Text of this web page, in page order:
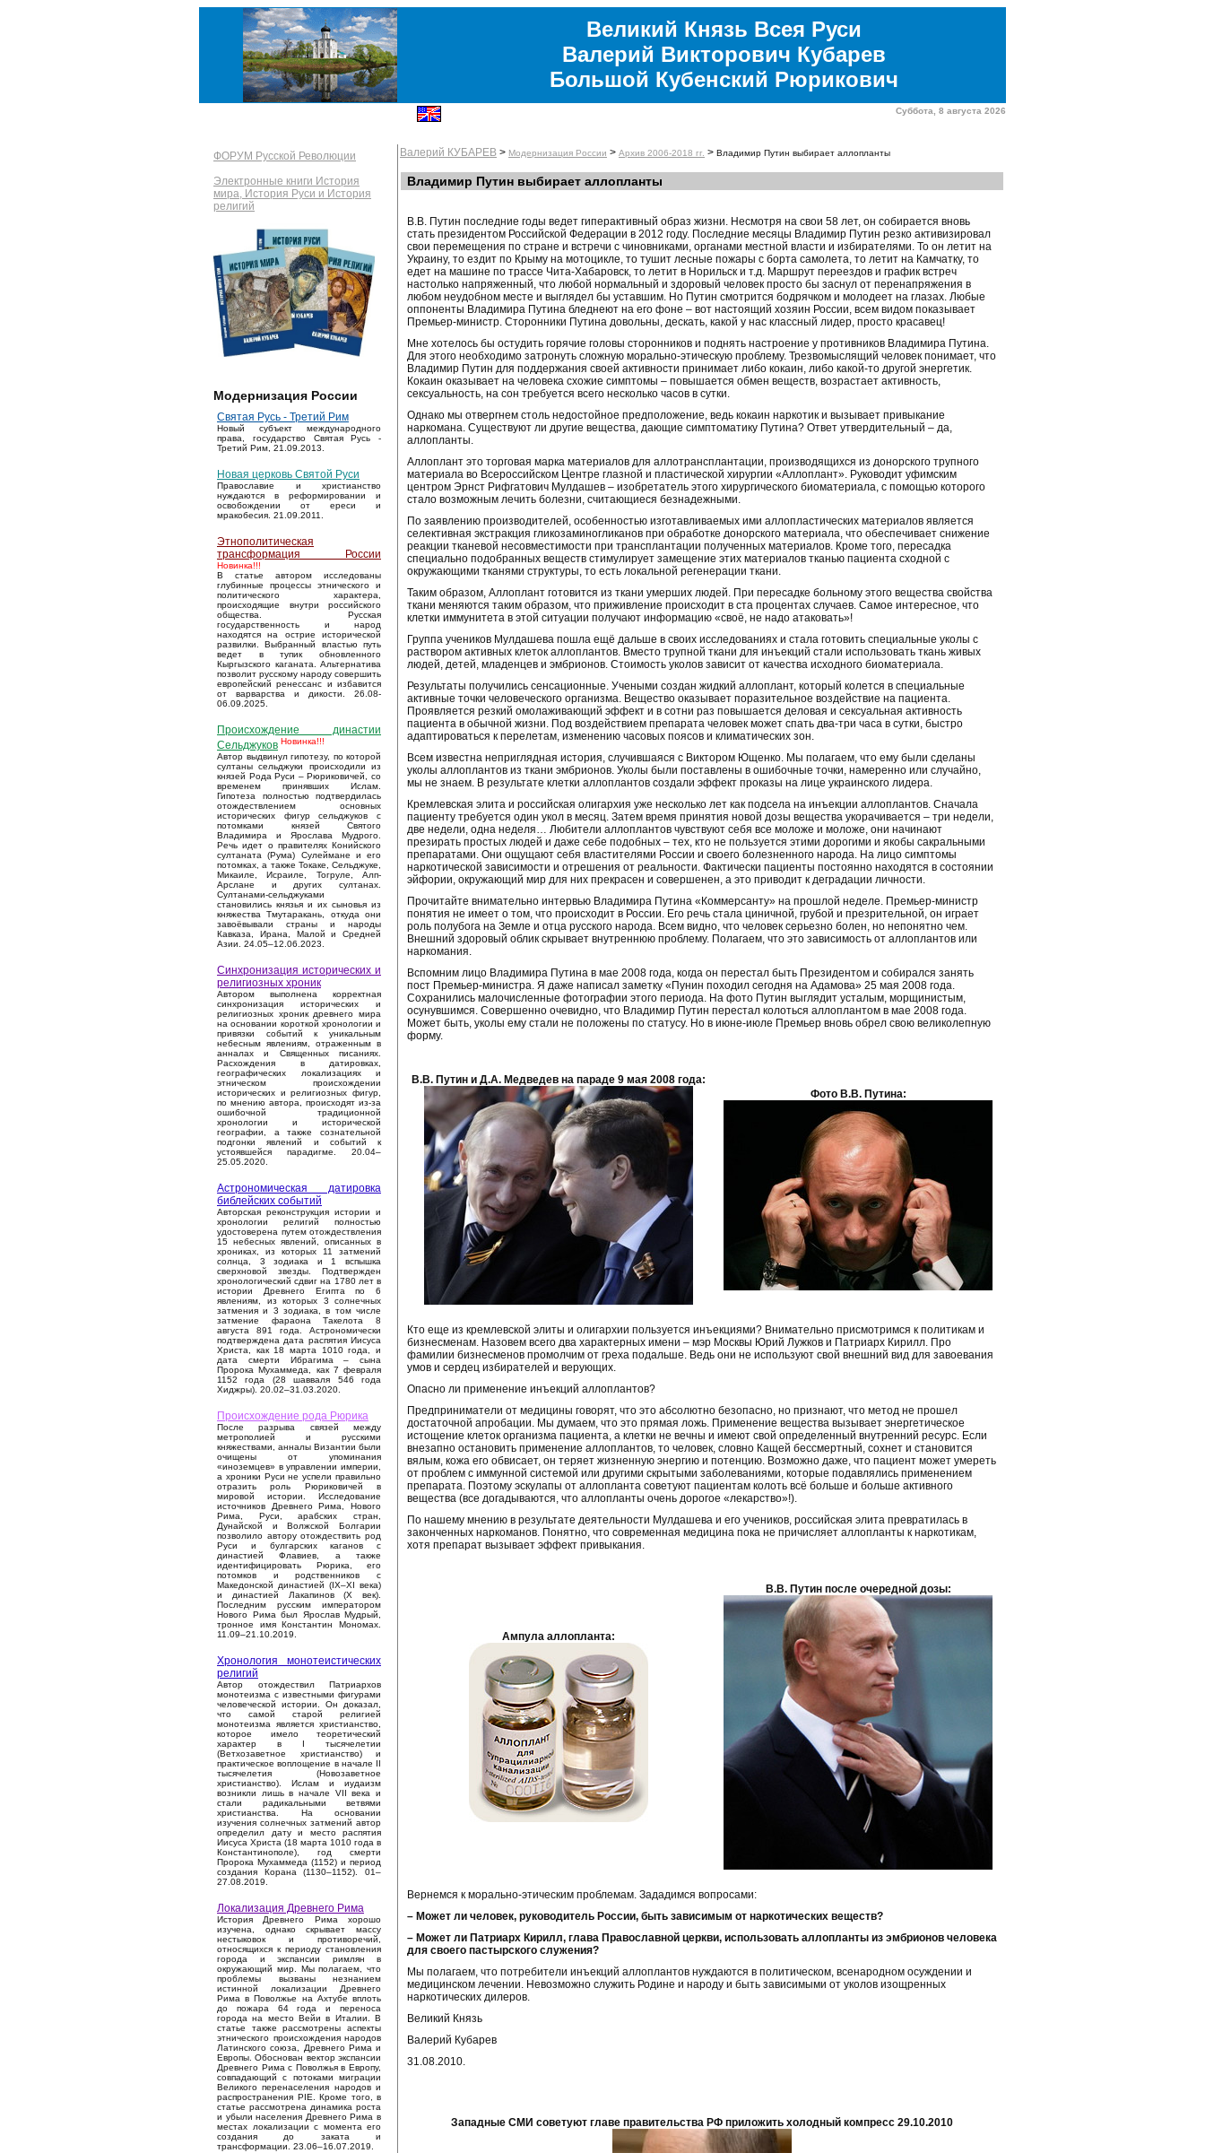
Великий Князь Всея Руси
Валерий Викторович Кубарев
Большой Кубенский Рюрикович
Суббота, 8 августа 2026
ФОРУМ Русской Революции
Электронные книги История
мира, История Руси и История
религий
Модернизация России
Святая Русь - Третий Рим
Новый субъект международного
права, государство Святая Русь -
Третий Рим, 21.09.2013.
Новая церковь Святой Руси
Православие и христианство
нуждаются в реформировании и
освобождении от ереси и
мракобесия. 21.09.2011.
Этнополитическая
трансформация России
Новинка!!!
В статье автором исследованы
глубинные процессы этнического и
политического характера,
происходящие внутри российского
общества. Русская
государственность и народ
находятся на острие исторической
развилки. Выбранный властью путь
ведет в тупик обновленного
Кыргызского каганата. Альтернатива
позволит русскому народу совершить
европейский ренессанс и избавится
от варварства и дикости. 26.08-
06.09.2025.
Происхождение династии
Сельджуков Новинка!!!
Автор выдвинул гипотезу, по которой
султаны сельджуки происходили из
князей Рода Руси – Рюриковичей, со
временем принявших Ислам.
Гипотеза полностью подтвердилась
отождествлением основных
исторических фигур сельджуков с
потомками князей Святого
Владимира и Ярослава Мудрого.
Речь идет о правителях Конийского
султаната (Рума) Сулеймане и его
потомках, а также Токаке, Сельджуке,
Микаиле, Исраиле, Тогруле, Алп-
Арслане и других султанах.
Султанами-сельджуками
становились князья и их сыновья из
княжества Тмутаракань, откуда они
завоёвывали страны и народы
Кавказа, Ирана, Малой и Средней
Азии. 24.05–12.06.2023.
Синхронизация исторических и
религиозных хроник
Автором выполнена корректная
синхронизация исторических и
религиозных хроник древнего мира
на основании короткой хронологии и
привязки событий к уникальным
небесным явлениям, отраженным в
анналах и Священных писаниях.
Расхождения в датировках,
географических локализациях и
этническом происхождении
исторических и религиозных фигур,
по мнению автора, происходят из-за
ошибочной традиционной
хронологии и исторической
географии, а также сознательной
подгонки явлений и событий к
устоявшейся парадигме. 20.04–
25.05.2020.
Астрономическая датировка
библейских событий
Авторская реконструкция истории и
хронологии религий полностью
удостоверена путем отождествления
15 небесных явлений, описанных в
хрониках, из которых 11 затмений
солнца, 3 зодиака и 1 вспышка
сверхновой звезды. Подтвержден
хронологический сдвиг на 1780 лет в
истории Древнего Египта по 6
явлениям, из которых 3 солнечных
затмения и 3 зодиака, в том числе
затмение фараона Такелота 8
августа 891 года. Астрономически
подтверждена дата распятия Иисуса
Христа, как 18 марта 1010 года, и
дата смерти Ибрагима – сына
Пророка Мухаммеда, как 7 февраля
1152 года (28 шавваля 546 года
Хиджры). 20.02–31.03.2020.
Происхождение рода Рюрика
После разрыва связей между
метрополией и русскими
княжествами, анналы Византии были
очищены от упоминания
«иноземцев» в управлении империи,
а хроники Руси не успели правильно
отразить роль Рюриковичей в
мировой истории. Исследование
источников Древнего Рима, Нового
Рима, Руси, арабских стран,
Дунайской и Волжской Болгарии
позволило автору отождествить род
Руси и булгарских каганов с
династией Флавиев, а также
идентифицировать Рюрика, его
потомков и родственников с
Македонской династией (IX–XI века)
и династией Лакапинов (X век).
Последним русским императором
Нового Рима был Ярослав Мудрый,
тронное имя Константин Мономах.
11.09–21.10.2019.
Хронология монотеистических
религий
Автор отождествил Патриархов
монотеизма с известными фигурами
человеческой истории. Он доказал,
что самой старой религией
монотеизма является христианство,
которое имело теоретический
характер в I тысячелетии
(Ветхозаветное христианство) и
практическое воплощение в начале II
тысячелетия (Новозаветное
христианство). Ислам и иудаизм
возникли лишь в начале VII века и
стали радикальными ветвями
христианства. На основании
изучения солнечных затмений автор
определил дату и место распятия
Иисуса Христа (18 марта 1010 года в
Константинополе), год смерти
Пророка Мухаммеда (1152) и период
создания Корана (1130–1152). 01–
27.08.2019.
Локализация Древнего Рима
История Древнего Рима хорошо
изучена, однако скрывает массу
нестыковок и противоречий,
относящихся к периоду становления
города и экспансии римлян в
окружающий мир. Мы полагаем, что
проблемы вызваны незнанием
истинной локализации Древнего
Рима в Поволжье на Ахтубе вплоть
до пожара 64 года и переноса
города на место Вейи в Италии. В
статье также рассмотрены аспекты
этнического происхождения народов
Латинского союза, Древнего Рима и
Европы. Обоснован вектор экспансии
Древнего Рима с Поволжья в Европу,
совпадающий с потоками миграции
Великого перенаселения народов и
распространения PIE. Кроме того, в
статье рассмотрена динамика роста
и убыли населения Древнего Рима в
местах локализации с момента его
создания до заката и
трансформации. 23.06–16.07.2019.
Валерий КУБАРЕВ > Модернизация России > Архив 2006-2018 гг. > Владимир Путин выбирает аллопланты
Владимир Путин выбирает аллопланты
В.В. Путин последние годы ведет гиперактивный образ жизни. Несмотря на свои 58 лет, он собирается вновь
стать президентом Российской Федерации в 2012 году. Последние месяцы Владимир Путин резко активизировал
свои перемещения по стране и встречи с чиновниками, органами местной власти и избирателями. То он летит на
Украину, то ездит по Крыму на мотоцикле, то тушит лесные пожары с борта самолета, то летит на Камчатку, то
едет на машине по трассе Чита-Хабаровск, то летит в Норильск и т.д. Маршрут переездов и график встреч
настолько напряженный, что любой нормальный и здоровый человек просто бы заснул от перенапряжения в
любом неудобном месте и выглядел бы уставшим. Но Путин смотрится бодрячком и молодеет на глазах. Любые
оппоненты Владимира Путина бледнеют на его фоне – вот настоящий хозяин России, всем видом показывает
Премьер-министр. Сторонники Путина довольны, дескать, какой у нас классный лидер, просто красавец!
Мне хотелось бы остудить горячие головы сторонников и поднять настроение у противников Владимира Путина.
Для этого необходимо затронуть сложную морально-этическую проблему. Трезвомыслящий человек понимает, что
Владимир Путин для поддержания своей активности принимает либо кокаин, либо какой-то другой энергетик.
Кокаин оказывает на человека схожие симптомы – повышается обмен веществ, возрастает активность,
сексуальность, на сон требуется всего несколько часов в сутки.
Однако мы отвергнем столь недостойное предположение, ведь кокаин наркотик и вызывает привыкание
наркомана. Существуют ли другие вещества, дающие симптоматику Путина? Ответ утвердительный – да,
аллопланты.
Аллоплант это торговая марка материалов для аллотрансплантации, производящихся из донорского трупного
материала во Всероссийском Центре глазной и пластической хирургии «Аллоплант». Руководит уфимским
центром Эрнст Рифгатович Мулдашев – изобретатель этого хирургического биоматериала, с помощью которого
стало возможным лечить болезни, считающиеся безнадежными.
По заявлению производителей, особенностью изготавливаемых ими аллопластических материалов является
селективная экстракция гликозаминогликанов при обработке донорского материала, что обеспечивает снижение
реакции тканевой несовместимости при трансплантации полученных материалов. Кроме того, пересадка
специально подобранных веществ стимулирует замещение этих материалов тканью пациента сходной с
окружающими тканями структуры, то есть локальной регенерации ткани.
Таким образом, Аллоплант готовится из ткани умерших людей. При пересадке больному этого вещества свойства
ткани меняются таким образом, что приживление происходит в ста процентах случаев. Самое интересное, что
клетки иммунитета в этой ситуации получают информацию «своё, не надо атаковать»!
Группа учеников Мулдашева пошла ещё дальше в своих исследованиях и стала готовить специальные уколы с
раствором активных клеток аллоплантов. Вместо трупной ткани для инъекций стали использовать ткань живых
людей, детей, младенцев и эмбрионов. Стоимость уколов зависит от качества исходного биоматериала.
Результаты получились сенсационные. Учеными создан жидкий аллоплант, который колется в специальные
активные точки человеческого организма. Вещество оказывает поразительное воздействие на пациента.
Проявляется резкий омолаживающий эффект и в сотни раз повышается деловая и сексуальная активность
пациента в обычной жизни. Под воздействием препарата человек может спать два-три часа в сутки, быстро
адаптироваться к перелетам, изменению часовых поясов и климатических зон.
Всем известна неприглядная история, случившаяся с Виктором Ющенко. Мы полагаем, что ему были сделаны
уколы аллоплантов из ткани эмбрионов. Уколы были поставлены в ошибочные точки, намеренно или случайно,
мы не знаем. В результате клетки аллоплантов создали эффект проказы на лице украинского лидера.
Кремлевская элита и российская олигархия уже несколько лет как подсела на инъекции аллоплантов. Сначала
пациенту требуется один укол в месяц. Затем время принятия новой дозы вещества укорачивается – три недели,
две недели, одна неделя… Любители аллоплантов чувствуют себя все моложе и моложе, они начинают
презирать простых людей и даже себе подобных – тех, кто не пользуется этими дорогими и якобы сакральными
препаратами. Они ощущают себя властителями России и своего болезненного народа. На лицо симптомы
наркотической зависимости и отрешения от реальности. Фактически пациенты постоянно находятся в состоянии
эйфории, окружающий мир для них прекрасен и совершенен, а это приводит к деградации личности.
Прочитайте внимательно интервью Владимира Путина «Коммерсанту» на прошлой неделе. Премьер-министр
понятия не имеет о том, что происходит в России. Его речь стала циничной, грубой и презрительной, он играет
роль полубога на Земле и отца русского народа. Всем видно, что человек серьезно болен, но непонятно чем.
Внешний здоровый облик скрывает внутреннюю проблему. Полагаем, что это зависимость от аллоплантов или
наркомания.
Вспомним лицо Владимира Путина в мае 2008 года, когда он перестал быть Президентом и собирался занять
пост Премьер-министра. Я даже написал заметку «Пунин походил сегодня на Адамова» 25 мая 2008 года.
Сохранились малочисленные фотографии этого периода. На фото Путин выглядит усталым, морщинистым,
осунувшимся. Совершенно очевидно, что Владимир Путин перестал колоться аллоплантом в мае 2008 года.
Может быть, уколы ему стали не положены по статусу. Но в июне-июле Премьер вновь обрел свою великолепную
форму.
В.В. Путин и Д.А. Медведев на параде 9 мая 2008 года:
Фото В.В. Путина:
Кто еще из кремлевской элиты и олигархии пользуется инъекциями? Внимательно присмотримся к политикам и
бизнесменам. Назовем всего два характерных имени – мэр Москвы Юрий Лужков и Патриарх Кирилл. Про
фамилии бизнесменов промолчим от греха подальше. Ведь они не используют свой внешний вид для завоевания
умов и сердец избирателей и верующих.
Опасно ли применение инъекций аллоплантов?
Предприниматели от медицины говорят, что это абсолютно безопасно, но признают, что метод не прошел
достаточной апробации. Мы думаем, что это прямая ложь. Применение вещества вызывает энергетическое
истощение клеток организма пациента, а клетки не вечны и имеют свой определенный внутренний ресурс. Если
внезапно остановить применение аллоплантов, то человек, словно Кащей бессмертный, сохнет и становится
вялым, кожа его обвисает, он теряет жизненную энергию и потенцию. Возможно даже, что пациент может умереть
от проблем с иммунной системой или другими скрытыми заболеваниями, которые подавлялись применением
препарата. Поэтому эскулапы от аллопланта советуют пациентам колоть всё больше и больше активного
вещества (все догадываются, что аллопланты очень дорогое «лекарство»!).
По нашему мнению в результате деятельности Мулдашева и его учеников, российская элита превратилась в
законченных наркоманов. Понятно, что современная медицина пока не причисляет аллопланты к наркотикам,
хотя препарат вызывает эффект привыкания.
Ампула аллопланта:
В.В. Путин после очередной дозы:
Вернемся к морально-этическим проблемам. Зададимся вопросами:
– Может ли человек, руководитель России, быть зависимым от наркотических веществ?
– Может ли Патриарх Кирилл, глава Православной церкви, использовать аллопланты из эмбрионов человека
для своего пастырского служения?
Мы полагаем, что потребители инъекций аллоплантов нуждаются в политическом, всенародном осуждении и
медицинском лечении. Невозможно служить Родине и народу и быть зависимыми от уколов изощренных
наркотических дилеров.
Великий Князь
Валерий Кубарев
31.08.2010.
Западные СМИ советуют главе правительства РФ приложить холодный компресс 29.10.2010